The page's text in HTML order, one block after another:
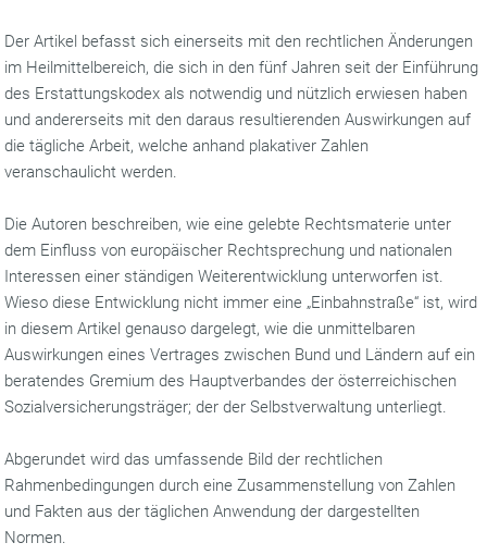
Der Artikel befasst sich einerseits mit den rechtlichen Änderungen
im Heilmittelbereich, die sich in den fünf Jahren seit der Einführung
des Erstattungskodex als notwendig und nützlich erwiesen haben
und andererseits mit den daraus resultierenden Auswirkungen auf
die tägliche Arbeit, welche anhand plakativer Zahlen
veranschaulicht werden.
Die Autoren beschreiben, wie eine gelebte Rechtsmaterie unter
dem Einfluss von europäischer Rechtsprechung und nationalen
Interessen einer ständigen Weiterentwicklung unterworfen ist.
Wieso diese Entwicklung nicht immer eine „Einbahnstraße“ ist, wird
in diesem Artikel genauso dargelegt, wie die unmittelbaren
Auswirkungen eines Vertrages zwischen Bund und Ländern auf ein
beratendes Gremium des Hauptverbandes der österreichischen
Sozialversicherungsträger; der der Selbstverwaltung unterliegt.
Abgerundet wird das umfassende Bild der rechtlichen
Rahmenbedingungen durch eine Zusammenstellung von Zahlen
und Fakten aus der täglichen Anwendung der dargestellten
Normen.